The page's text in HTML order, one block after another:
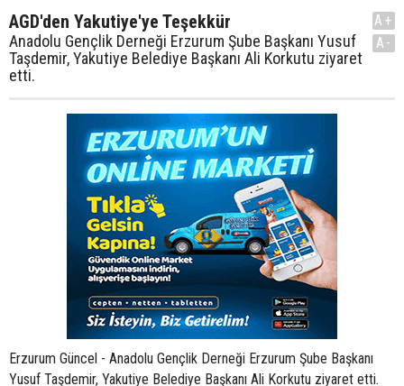
AGD'den Yakutiye'ye Teşekkür
Anadolu Gençlik Derneği Erzurum Şube Başkanı Yusuf
Taşdemir, Yakutiye Belediye Başkanı Ali Korkutu ziyaret
etti.
A+
A-
Erzurum Güncel - Anadolu Gençlik Derneği Erzurum Şube Başkanı
Yusuf Taşdemir, Yakutiye Belediye Başkanı Ali Korkutu ziyaret etti.